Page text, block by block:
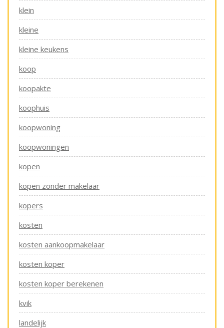
klein
kleine
kleine keukens
koop
koopakte
koophuis
koopwoning
koopwoningen
kopen
kopen zonder makelaar
kopers
kosten
kosten aankoopmakelaar
kosten koper
kosten koper berekenen
kvik
landelijk